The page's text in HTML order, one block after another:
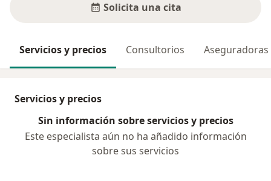
Solicita una cita
Servicios y precios Consultorios Aseguradoras
Servicios y precios
Sin información sobre servicios y precios
Este especialista aún no ha añadido información
sobre sus servicios